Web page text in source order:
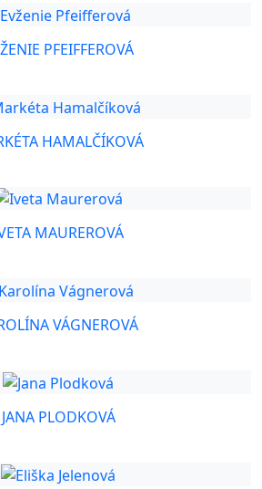
PFEIFFEROVÁ
HAMALČÍKOVÁ
MAUREROVÁ
VÁGNEROVÁ
JANA PLODKOVÁ